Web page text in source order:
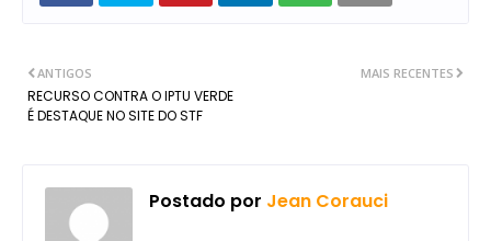
MAIS RECENTES
ANTIGOS
RECURSO CONTRA O IPTU VERDE
É DESTAQUE NO SITE DO STF
Postado por Jean Corauci